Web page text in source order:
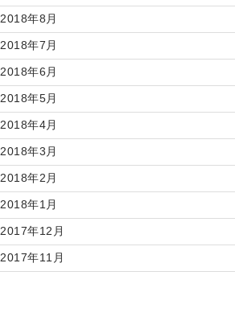
2018年8月
2018年7月
2018年6月
2018年5月
2018年4月
2018年3月
2018年2月
2018年1月
2017年12月
2017年11月